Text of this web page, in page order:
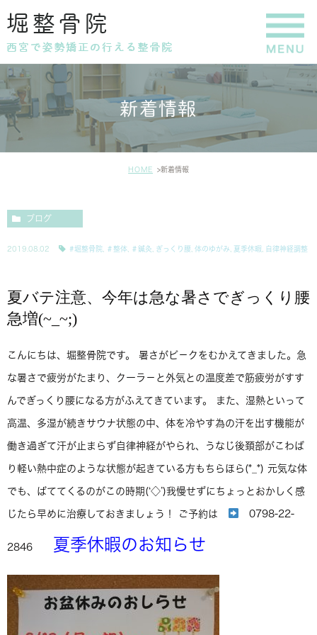
新着情報
HOME 新着情報
ブログ
2019.08.02 #堀整骨院 ＃整体 ＃鍼灸 ぎっくり腰 体のゆがみ 夏季休暇 自律神経調整
夏バテ注意、今年は急な暑さでぎっくり腰
急増(~_~;)
こんにちは、堀整骨院です。 暑さがピ－クをむかえてきました。急
な暑さで疲労がたまり、クーラ－と外気との温度差で筋疲労がすす
んでぎっくり腰になる方がふえてきています。 また、湿熱といって
高温、多湿が続きサウナ状態の中、体を冷やす為の汗を出す機能が
働き過ぎて汗が止まらず自律神経がやられ、うなじ後頚部がこわば
り軽い熱中症のような状態が起きている方もちらほら(*_*) 元気な体
でも、ばててくるのがこの時期(‘◇’)我慢せずにちょっとおかしく感
じたら早めに治療しておきましょう！ ご予約は 0798-22-
2846 夏季休暇のお知らせ